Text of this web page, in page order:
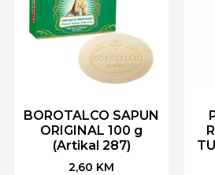
BOROTALCO SAPUN
ORIGINAL 100 g
(Artikal 287)
2,60 KM